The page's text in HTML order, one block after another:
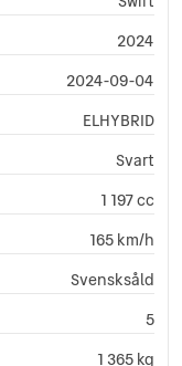
2024
2024-09-04
ELHYBRID
Svart
1 197 cc
165 km/h
Svensksåld
5
1 365 kg